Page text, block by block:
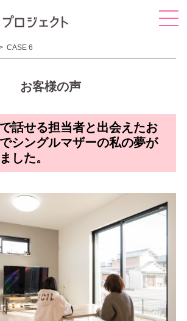
CASE 6
お客様の声
話せる担当者と出会えたお
シングルマザーの私の夢が
した。